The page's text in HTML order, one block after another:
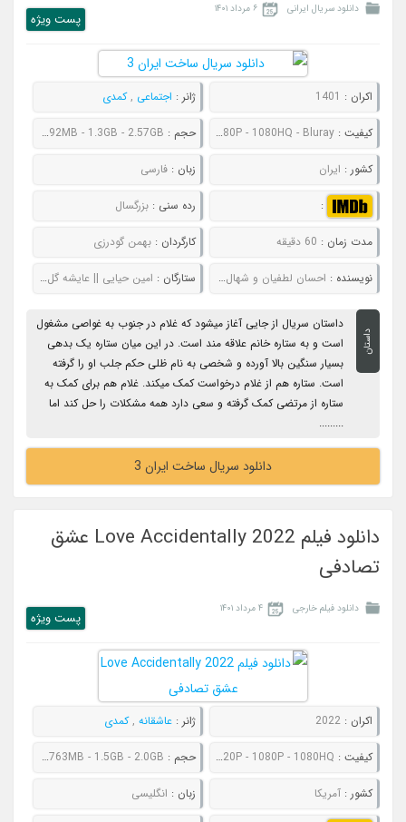
دانلود سریال ایرانی ۶ مرداد ۱۴۰۱
پست ويژه
اکران : 1401 ژانر : اجتماعی ,کمدی
کیفیت :480P - 720P - 1080P - 1080HQ - Bluray حجم : 253MB - 418MB - 892MB - 1.3GB - 2.57GB
کشور : ایران زبان : فارسی
: رده سنی : بزرگسال
مدت زمان : 60 دقیقه کارگردان : بهمن گودرزی
نویسنده : احسان لطفیان و شهال مهربان ستارگان : امین حیایی || عایشه گل || آناهیتا درگاهی || مجید صالحی
داستان
داستان سریال از جایی آغاز میشود که غلام در جنوب به غواصی مشغول
است و به ستاره خانم علاقه مند است. در این میان ستاره یک بدهی
بسیار سنگین بالا آورده و شخصی به نام ظلی حکم جلب او را گرفته
است. ستاره هم از غلام درخواست کمک میکند. غلام هم برای کمک به
ستاره از مرتضی کمک گرفته و سعی دارد همه مشکلات را حل کند اما
.........
دانلود سریال ساخت ایران 3
دانلود فیلم Love Accidentally 2022 عشق
تصادفی
دانلود فیلم خارجی ۴ مرداد ۱۴۰۱
پست ويژه
اکران :2022 ژانر : عاشقانه ,کمدی
کیفیت : 480P - 720P - 1080P - 1080HQ حجم : 536MB - 763MB - 1.5GB - 2.0GB
کشور :آمریکا زبان : انگلیسی